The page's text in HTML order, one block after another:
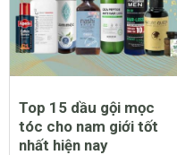
Top 15 dầu gội mọc
tóc cho nam giới tốt
nhất hiện nay